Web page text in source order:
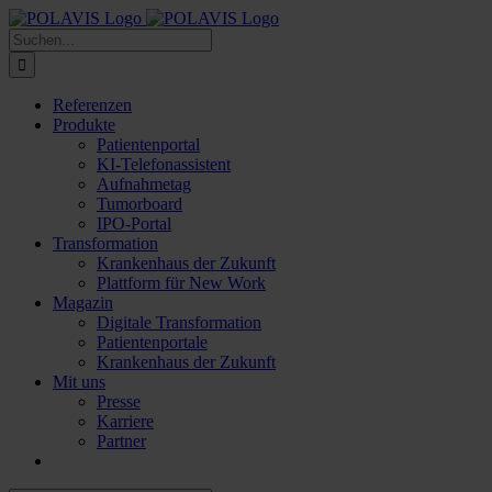
Zum
Inhalt
springen
Suche
nach:
Referenzen
Produkte
Patientenportal
KI-Telefonassistent
Aufnahmetag
Tumorboard
IPO-Portal
Transformation
Krankenhaus der Zukunft
Plattform für New Work
Magazin
Digitale Transformation
Patientenportale
Krankenhaus der Zukunft
Mit uns
Presse
Karriere
Partner